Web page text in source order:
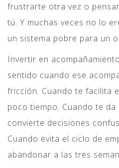
frustrarte otra vez o
tú. Y muchas veces no lo
un sistema pobre para un
Invertir en
sentido cuando ese
fricción. Cuando te facilita
poco tiempo. Cuando te
convierte decisiones
Cuando evita el ciclo de
abandonar a las tres